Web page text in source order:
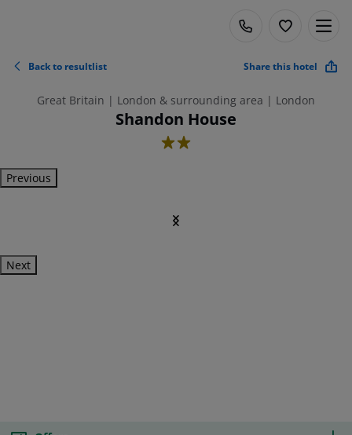
Back to resultlist Share this hotel
Great Britain | London & surrounding area | London
Shandon House
2
Previous
Next